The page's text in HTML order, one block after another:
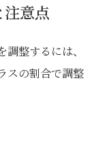
意点
整するには、
スの割合で調整